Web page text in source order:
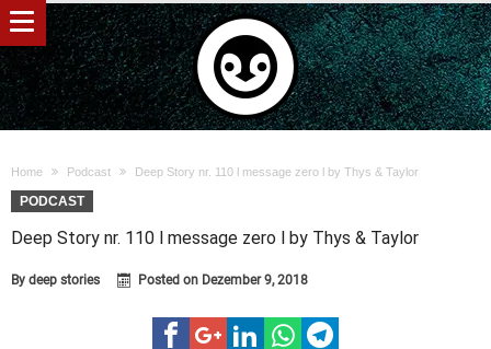
Home Podcast Deep Story nr. 110 l message zero l by Thys & Taylor
PODCAST
Deep Story nr. 110 l message zero l by Thys & Taylor
By deep stories Posted on Dezember 9, 2018